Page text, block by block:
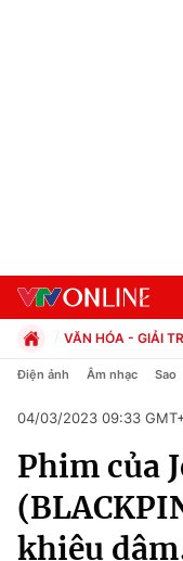
Chuyên mục
Chính trị
Xã hội
VĂN HÓA - GIẢI
Chính trị
Pháp luật
Kinh tế
Thể thao
Truyền hình
Văn hóa -
Điện ảnh Âm nhạc Sao
04/03/2023 09:33
Phim của
khiêu